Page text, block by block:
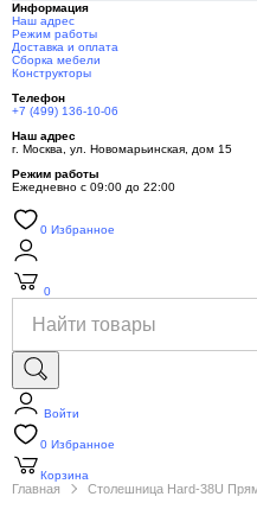
Информация
Наш адрес
Режим работы
Доставка и оплата
Сборка мебели
Конструкторы
Телефон
+7 (499) 136-10-06
Наш адрес
г. Москва, ул. Новомарьинская, дом 15
Режим работы
Ежедневно с 09:00 до 22:00
0 Избранное
0
Войти
0 Избранное
Корзина
Главная Столешница Hard-38U